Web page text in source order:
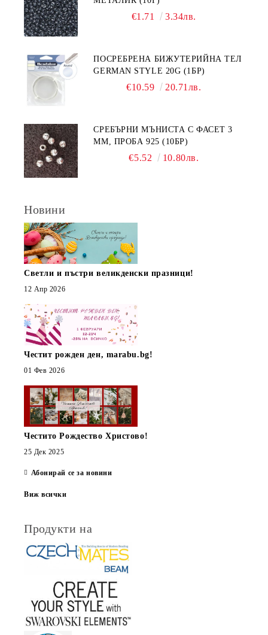
€1.71 3.34лв.
ПОСРЕБРЕНА БИЖУТЕРИЙНА ТЕЛ
GERMAN STYLE 20G (1БР)
€10.59 20.71лв.
СРЕБЪРНИ МЪНИСТА С ФАСЕТ 3
ММ, ПРОБА 925 (10БР)
€5.52 10.80лв.
Новини
Светли и пъстри великденски празници!
12 Апр 2026
Честит рожден ден, marabu.bg!
01 Фев 2026
Честито Рождество Христово!
25 Дек 2025
Абонирай се за новини
Виж всички
Продукти на